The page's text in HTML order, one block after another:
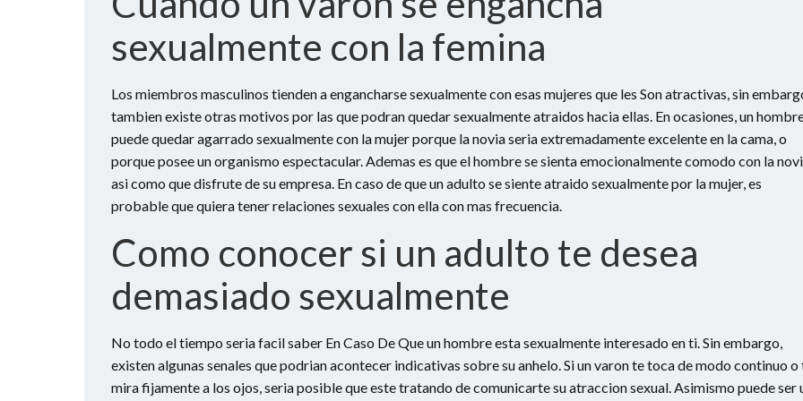
sexualmente con la femina
Los miembros masculinos tienden a engancharse sexualmente con esas mujeres que les Son atractivas, sin
tambien existe otras motivos por las que podran quedar sexualmente atraidos hacia ellas. En ocasiones, un
puede quedar agarrado sexualmente con la mujer porque la novia seri­a extremadamente excelente en la cama, o
porque posee un organismo espectacular. Ademas es que el hombre se sienta emocionalmente comodo con la
asi­ como que disfrute de su empresa. En caso de que un adulto se siente atraido sexualmente por la mujer, es
probable que quiera tener relaciones sexuales con ella con mas frecuencia.
Como conocer si un adulto te desea
demasiado sexualmente
No todo el tiempo seri­a facil saber En Caso De Que un hombre esta sexualmente interesado en ti. Sin embargo,
existen algunas senales que podri­an acontecer indicativas sobre su anhelo. Si un varon te toca de modo continuo o
mira fijamente a los ojos, seri­a posible que este tratando de comunicarte su atraccion sexual. Asimismo puede ser